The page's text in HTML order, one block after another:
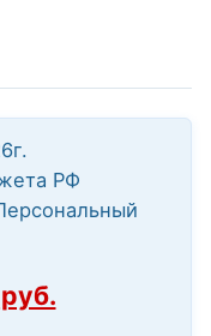
РФ